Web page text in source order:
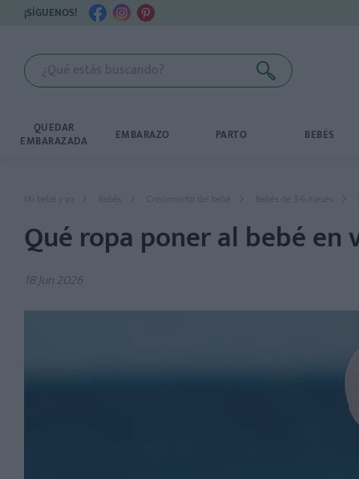
¡SÍGUENOS!
QUEDAR
EMBARAZADA EMBARAZO PARTO BEBÉS
Mi bebé y yo Bebés Crecimiento del bebé Bebés de 3-6 meses
Qué ropa poner al bebé en
18 Jun 2026